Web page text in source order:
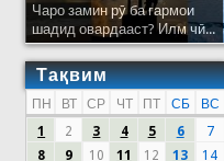
Чаро замин рӯ ба гармои
шадид овардааст? Илм чӣ...
Тақвим
ПН ВТ СР ЧТ ПТ СБ
ВС
1
2 3 4 5 6
7
8
9 10 11 12 13
14